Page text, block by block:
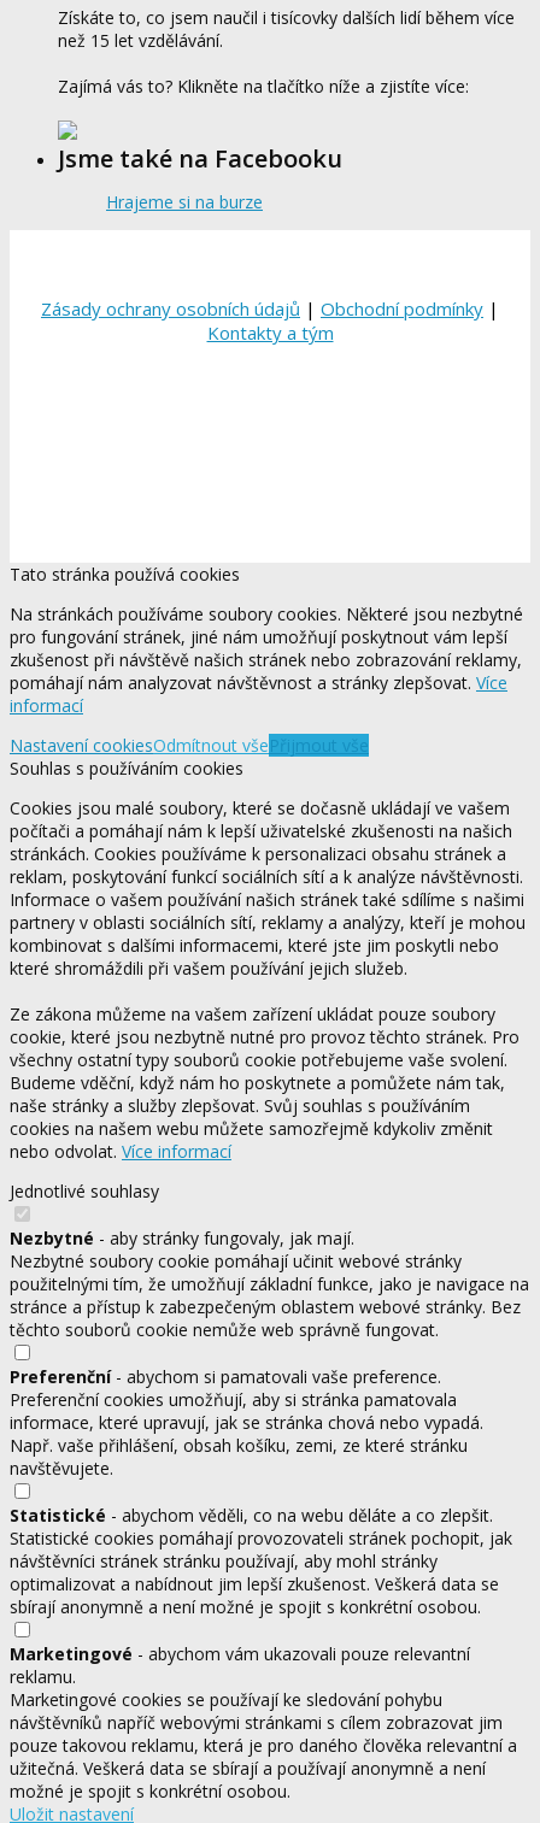
Získáte to, co jsem naučil i tisícovky dalších lidí během více
než 15 let vzdělávání.
Zajímá vás to? Klikněte na tlačítko níže a zjistíte více:
Jsme také na Facebooku
Hrajeme si na burze
Zásady ochrany osobních údajů | Obchodní podmínky |
Kontakty a tým
Tato stránka používá cookies
Na stránkách používáme soubory cookies. Některé jsou nezbytné
pro fungování stránek, jiné nám umožňují poskytnout vám lepší
zkušenost při návštěvě našich stránek nebo zobrazování reklamy,
pomáhají nám analyzovat návštěvnost a stránky zlepšovat. Více
informací
Nastavení cookiesOdmítnout všePřijmout vše
Souhlas s používáním cookies
Cookies jsou malé soubory, které se dočasně ukládají ve vašem
počítači a pomáhají nám k lepší uživatelské zkušenosti na našich
stránkách. Cookies používáme k personalizaci obsahu stránek a
reklam, poskytování funkcí sociálních sítí a k analýze návštěvnosti.
Informace o vašem používání našich stránek také sdílíme s našimi
partnery v oblasti sociálních sítí, reklamy a analýzy, kteří je mohou
kombinovat s dalšími informacemi, které jste jim poskytli nebo
které shromáždili při vašem používání jejich služeb.
Ze zákona můžeme na vašem zařízení ukládat pouze soubory
cookie, které jsou nezbytně nutné pro provoz těchto stránek. Pro
všechny ostatní typy souborů cookie potřebujeme vaše svolení.
Budeme vděční, když nám ho poskytnete a pomůžete nám tak,
naše stránky a služby zlepšovat. Svůj souhlas s používáním
cookies na našem webu můžete samozřejmě kdykoliv změnit
nebo odvolat. Více informací
Jednotlivé souhlasy
Nezbytné - aby stránky fungovaly, jak mají.
Nezbytné soubory cookie pomáhají učinit webové stránky
použitelnými tím, že umožňují základní funkce, jako je navigace na
stránce a přístup k zabezpečeným oblastem webové stránky. Bez
těchto souborů cookie nemůže web správně fungovat.
Preferenční- abychom si pamatovali vaše preference.
Preferenční cookies umožňují, aby si stránka pamatovala
informace, které upravují, jak se stránka chová nebo vypadá.
Např. vaše přihlášení, obsah košíku, zemi, ze které stránku
navštěvujete.
Statistické - abychom věděli, co na webu děláte a co zlepšit.
Statistické cookies pomáhají provozovateli stránek pochopit, jak
návštěvníci stránek stránku používají, aby mohl stránky
optimalizovat a nabídnout jim lepší zkušenost. Veškerá data se
sbírají anonymně a není možné je spojit s konkrétní osobou.
Marketingové - abychom vám ukazovali pouze relevantní
reklamu.
Marketingové cookies se používají ke sledování pohybu
návštěvníků napříč webovými stránkami s cílem zobrazovat jim
pouze takovou reklamu, která je pro daného člověka relevantní a
užitečná. Veškerá data se sbírají a používají anonymně a není
možné je spojit s konkrétní osobou.
Uložit nastavení